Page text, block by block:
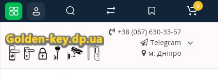
+38 (067) 630-33-57
Telegram
м. Дніпро
0